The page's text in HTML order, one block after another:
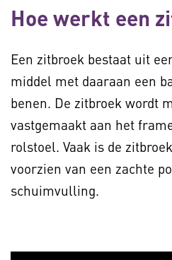
Hoe werkt een
Een zitbroek bestaat uit
middel met daaraan een
benen. De zitbroek wordt
vastgemaakt aan het
rolstoel. Vaak is de
voorzien van een zachte
schuimvulling.